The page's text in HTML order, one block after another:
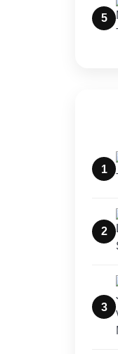
5
1
2
3